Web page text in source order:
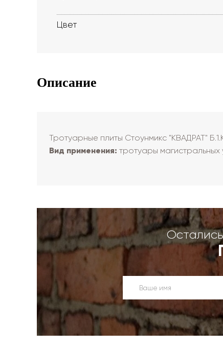
Цвет
Описание
Тротуарные плиты Стоунмикс "КВАДРАТ"
Вид применения: тротуары